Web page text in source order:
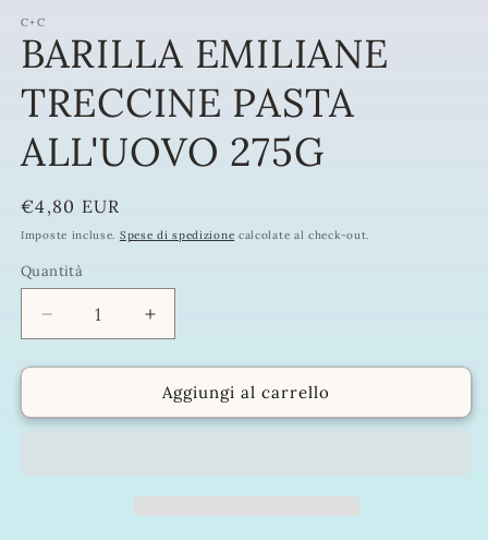
multimediali
1
in
finestra
modale
C+C
BARILLA EMILIANE
TRECCINE PASTA
ALL'UOVO 275G
Prezzo
di
€4,80 EUR
Imposte incluse. Spese di spedizione calcolate al check-out.
Quantità
Quantità
Diminuisci
quantità
per
EMILIANE
Aumenta
quantità
per
BARILLA
EMILIANE
Aggiungi al carrello